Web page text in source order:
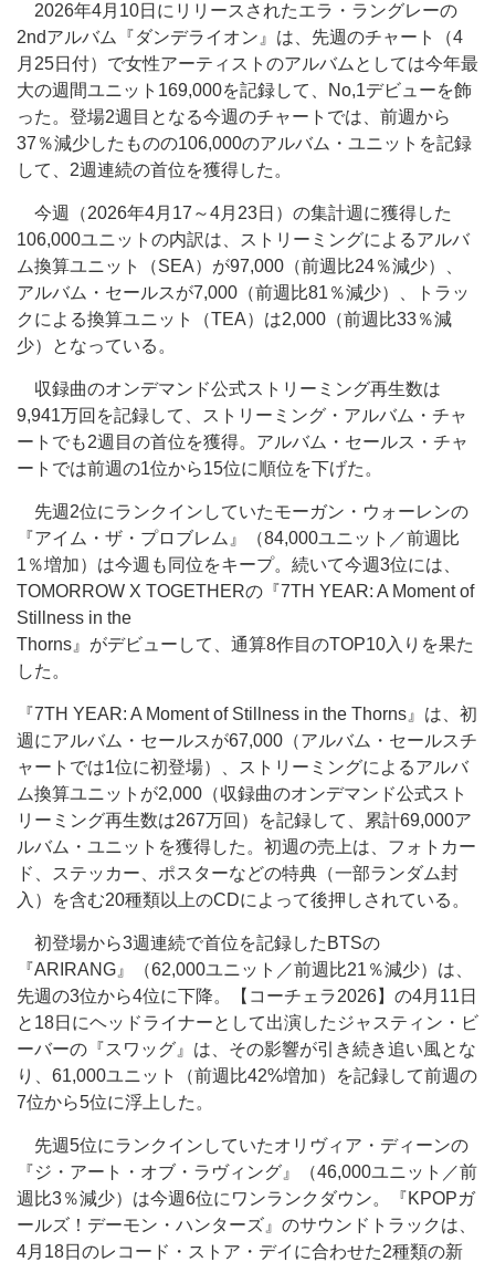
2026年4月10日にリリースされたエラ・ラングレーの
2ndアルバム『ダンデライオン』は、先週のチャート（4
月25日付）で女性アーティストのアルバムとしては今年最
大の週間ユニット169,000を記録して、No,1デビューを飾
った。登場2週目となる今週のチャートでは、前週から
37％減少したものの106,000のアルバム・ユニットを記録
して、2週連続の首位を獲得した。
今週（2026年4月17～4月23日）の集計週に獲得した
106,000ユニットの内訳は、ストリーミングによるアルバ
ム換算ユニット（SEA）が97,000（前週比24％減少）、
アルバム・セールスが7,000（前週比81％減少）、トラッ
クによる換算ユニット（TEA）は2,000（前週比33％減
少）となっている。
収録曲のオンデマンド公式ストリーミング再生数は
9,941万回を記録して、ストリーミング・アルバム・チャ
ートでも2週目の首位を獲得。アルバム・セールス・チャ
ートでは前週の1位から15位に順位を下げた。
先週2位にランクインしていたモーガン・ウォーレンの
『アイム・ザ・プロブレム』（84,000ユニット／前週比
1％増加）は今週も同位をキープ。続いて今週3位には、
TOMORROW X TOGETHERの『7TH YEAR: A Moment of
Stillness in the
Thorns』がデビューして、通算8作目のTOP10入りを果た
した。
『7TH YEAR: A Moment of Stillness in the Thorns』は、初
週にアルバム・セールスが67,000（アルバム・セールスチ
ャートでは1位に初登場）、ストリーミングによるアルバ
ム換算ユニットが2,000（収録曲のオンデマンド公式スト
リーミング再生数は267万回）を記録して、累計69,000ア
ルバム・ユニットを獲得した。初週の売上は、フォトカー
ド、ステッカー、ポスターなどの特典（一部ランダム封
入）を含む20種類以上のCDによって後押しされている。
初登場から3週連続で首位を記録したBTSの
『ARIRANG』（62,000ユニット／前週比21％減少）は、
先週の3位から4位に下降。【コーチェラ2026】の4月11日
と18日にヘッドライナーとして出演したジャスティン・ビ
ーバーの『スワッグ』は、その影響が引き続き追い風とな
り、61,000ユニット（前週比42%増加）を記録して前週の
7位から5位に浮上した。
先週5位にランクインしていたオリヴィア・ディーンの
『ジ・アート・オブ・ラヴィング』（46,000ユニット／前
週比3％減少）は今週6位にワンランクダウン。『KPOPガ
ールズ！デーモン・ハンターズ』のサウンドトラックは、
4月18日のレコード・ストア・デイに合わせた2種類の新